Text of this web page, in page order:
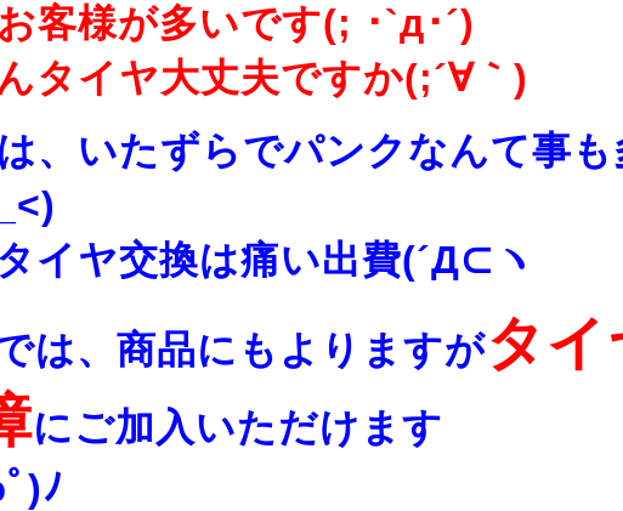
客様が多いです(; ･`д･´)
タイヤ大丈夫ですか(;´∀｀)
、いたずらでパンクなんて事
イヤ交換は痛い出費(´Д⊂ヽ
は、商品にもよりますがタ
にご加入いただけます
)ﾉ